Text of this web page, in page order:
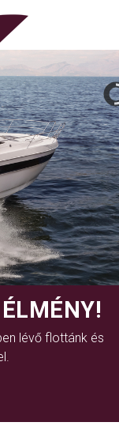
lévő flottánk és